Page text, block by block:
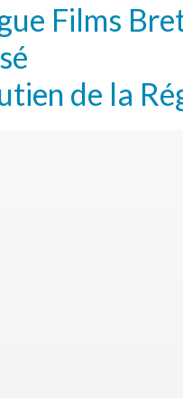
Films
de la